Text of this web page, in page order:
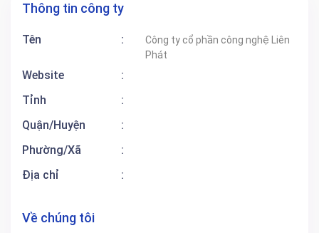
Thông tin công ty
Tên :
Công ty cổ phần công nghệ Liên
Phát
Website
:
Tỉnh
:
Quận/Huyện
:
Phường/Xã
:
Địa chỉ
:
Về chúng tôi